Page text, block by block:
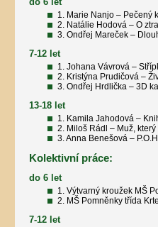
1. Marie Nanjo – Pečený
2. Natálie Hodová – O
3. Ondřej Mareček –
7-12 let
1. Johana Vávrová –
2. Kristýna Prudičová –
3. Ondřej Hrdlička – 3D
13-18 let
1. Kamila Jahodová –
2. Miloš Rádl – Muž,
3. Anna Benešová –
Kolektivní práce:
do 6 let
1. Výtvarný kroužek MŠ
2. MŠ Pomněnky třída
7-12 let